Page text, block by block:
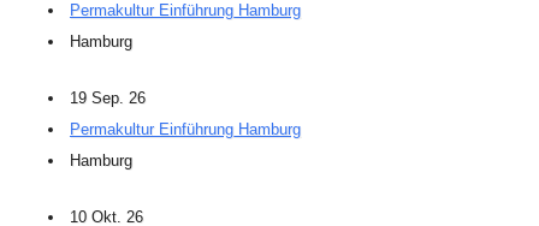
Permakultur Einführung Hamburg
Hamburg
19 Sep. 26
Permakultur Einführung Hamburg
Hamburg
10 Okt. 26